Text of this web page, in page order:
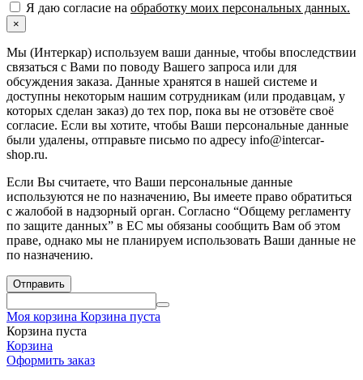
Я даю согласие на обработку моих персональных данных.
×
Мы (Интеркар) используем ваши данные, чтобы впоследствии
связаться с Вами по поводу Вашего запроса или для
обсуждения заказа. Данные хранятся в нашей системе и
доступны некоторым нашим сотрудникам (или продавцам, у
которых сделан заказ) до тех пор, пока вы не отзовёте своё
согласие. Если вы хотите, чтобы Ваши персональные данные
были удалены, отправьте письмо по адресу info@intercar-
shop.ru.
Если Вы считаете, что Ваши персональные данные
используются не по назначению, Вы имеете право обратиться
с жалобой в надзорный орган. Согласно “Общему регламенту
по защите данных” в ЕС мы обязаны сообщить Вам об этом
праве, однако мы не планируем использовать Ваши данные не
по назначению.
Отправить
Моя корзина Корзина пуста
Корзина пуста
Корзина
Оформить заказ